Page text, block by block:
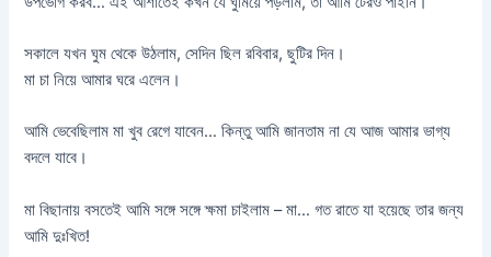
সকালে যখন ঘুম থেকে উঠলাম, সেদিন ছিল রবিবার, ছুটির দিন।
মা চা নিয়ে আমার ঘরে এলেন।
আমি ভেবেছিলাম মা খুব রেগে যাবেন… কিন্তু আমি জানতাম না যে আজ আমার ভাগ্য
বদলে যাবে।
মা বিছানায় বসতেই আমি সঙ্গে সঙ্গে ক্ষমা চাইলাম – মা… গত রাতে যা হয়েছে তার জন্য
আমি দুঃখিত!